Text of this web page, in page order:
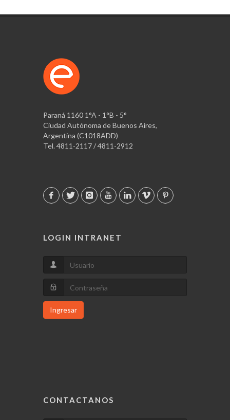
Paraná 1160 1°A - 1°B - 5°
Ciudad Autónoma de Buenos Aires,
Argentina (C1018ADD)
Tel. 4811-2117 / 4811-2912
LOGIN INTRANET
Ingresar
CONTACTANOS